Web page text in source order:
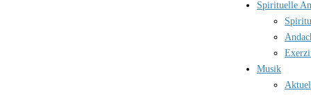
Spirituelle
Musik